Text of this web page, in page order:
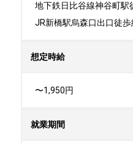
地下鉄日比谷線神谷町駅
JR新橋駅烏森口出口徒
想定時給
〜1,950円
就業期間